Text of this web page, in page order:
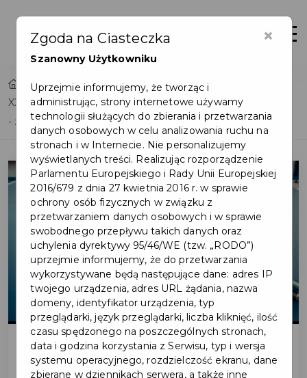
Home
Lista aktualności
XXI Mistrzostwa Powiatu Gdańskiego w tenisie stołowym
- zgłoś się do miejskiej drużyny!
2024-10-09
×
Zgoda na Ciasteczka
Szanowny Użytkowniku
Uprzejmie informujemy, że tworząc i
administrując, strony internetowe używamy
technologii służących do zbierania i przetwarzania
danych osobowych w celu analizowania ruchu na
stronach i w Internecie. Nie personalizujemy
wyświetlanych treści. Realizując rozporządzenie
Parlamentu Europejskiego i Rady Unii Europejskiej
2016/679 z dnia 27 kwietnia 2016 r. w sprawie
ochrony osób fizycznych w związku z
przetwarzaniem danych osobowych i w sprawie
swobodnego przepływu takich danych oraz
uchylenia dyrektywy 95/46/WE (tzw. „RODO”)
uprzejmie informujemy, że do przetwarzania
wykorzystywane będą następujące dane: adres IP
twojego urządzenia, adres URL żądania, nazwa
domeny, identyfikator urządzenia, typ
przeglądarki, język przeglądarki, liczba kliknięć, ilość
czasu spędzonego na poszczególnych stronach,
data i godzina korzystania z Serwisu, typ i wersja
systemu operacyjnego, rozdzielczość ekranu, dane
zbierane w dziennikach serwera, a także inne